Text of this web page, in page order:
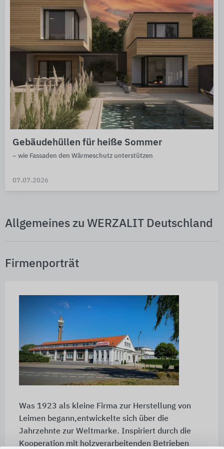
Gebäudehüllen für heiße Sommer
– wie Fassaden den Wärmeschutz unterstützen
07.07.2026
Allgemeines zu WERZALIT Deutschland
Firmenporträt
Was 1923 als kleine Firma zur Herstellung von
Leimen begann,entwickelte sich über die
Jahrzehnte zur Weltmarke. Inspiriert durch die
Kooperation mit holzverarbeitenden Betrieben